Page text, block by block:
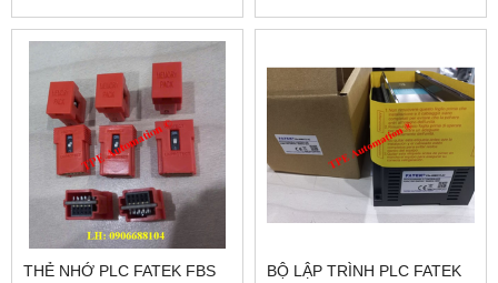
THẺ NHỚ PLC FATEK FBS
BỘ LẬP TRÌNH PLC FATEK